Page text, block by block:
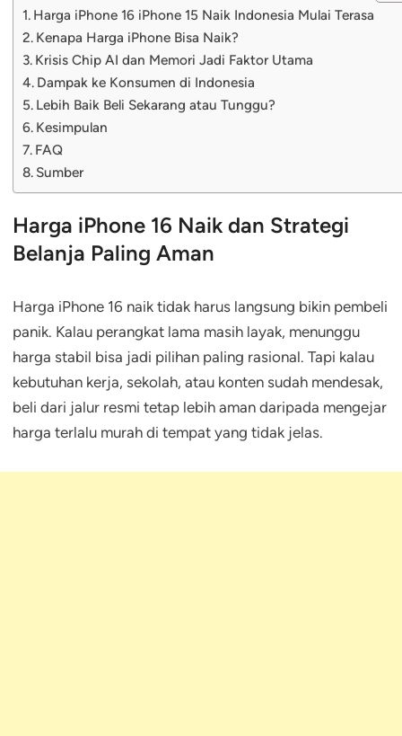
Harga iPhone 16 iPhone 15 Naik Indonesia Mulai Terasa
Kenapa Harga iPhone Bisa Naik?
Krisis Chip AI dan Memori Jadi Faktor Utama
Dampak ke Konsumen di Indonesia
Lebih Baik Beli Sekarang atau Tunggu?
Kesimpulan
FAQ
Sumber
Harga iPhone 16 Naik dan Strategi
Belanja Paling Aman
Harga iPhone 16 naik tidak harus langsung bikin pembeli
panik. Kalau perangkat lama masih layak, menunggu
harga stabil bisa jadi pilihan paling rasional. Tapi kalau
kebutuhan kerja, sekolah, atau konten sudah mendesak,
beli dari jalur resmi tetap lebih aman daripada mengejar
harga terlalu murah di tempat yang tidak jelas.